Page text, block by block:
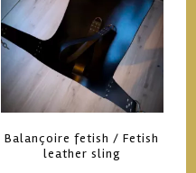
Balançoire fetish / Fetish
leather sling